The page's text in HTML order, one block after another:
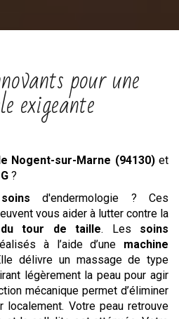
pour une
exigeante
Nogent-sur-Marne (94130)et
?
soins d'endermologie ? Ces
vous aider à lutter contre la
tour de taille. Les soins
à l’aide d’une machine
délivre un massage de type
légèrement la peau pour agir
mécanique permet d’éliminer
Votre peau retrouve